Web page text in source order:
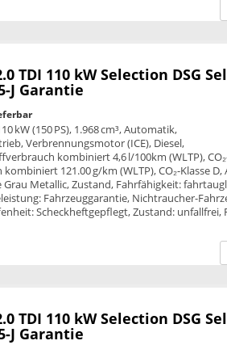
TDI 110 kW Selection DSG
J Garantie
kW (150 PS), 1.968 cm³, Automatik,
Verbrennungsmotor (ICE), Diesel,
kombiniert 4,6 l/100km (WLTP),
kombiniert 121.00 g/km (WLTP), CO₂-Klasse
Grau Metallic, Zustand, Fahrfähigkeit:
Fahrzeuggarantie, Nichtraucher-
Scheckheftgepflegt, Zustand: unfallfrei,
TDI 110 kW Selection DSG
J Garantie